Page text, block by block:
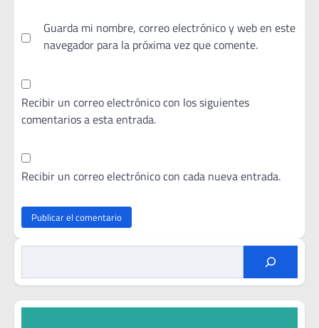
Guarda mi nombre, correo electrónico y web en este
navegador para la próxima vez que comente.
Recibir un correo electrónico con los siguientes
comentarios a esta entrada.
Recibir un correo electrónico con cada nueva entrada.